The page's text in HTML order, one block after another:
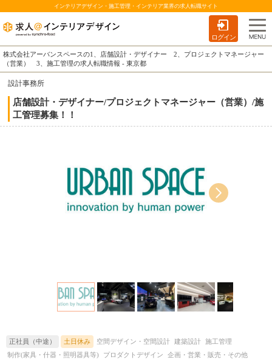
インテリアデザイン・施工管理・インテリア業界の求人転職サイト
ログイン
株式会社アーバンスペースの1、店舗設計・デザイナー 2、プロジェクトマネージャー
（営業） 3、施工管理の求人転職情報 - 東京都
設計事務所
店舗設計・デザイナー/プロジェクトマネージャー（営業）/施
工管理募集！！
正社員（中途） 土日休み 空間デザイン・空間設計 建築設計 施工管理
制作(家具・什器・照明器具等)
プロダクトデザイン 企画・営業・販売・その他